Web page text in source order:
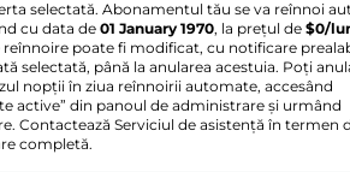
selectată. Abonamentul tău se va reînnoi
cu data de 01 January 1970, la prețul de $0/
poate fi modificat, cu notificare
selectată, până la anularea acestuia. Poți
nopții în ziua reînnoirii automate, accesând
active” din panoul de administrare și urmând
Contactează Serviciul de asistență în termen
completă.